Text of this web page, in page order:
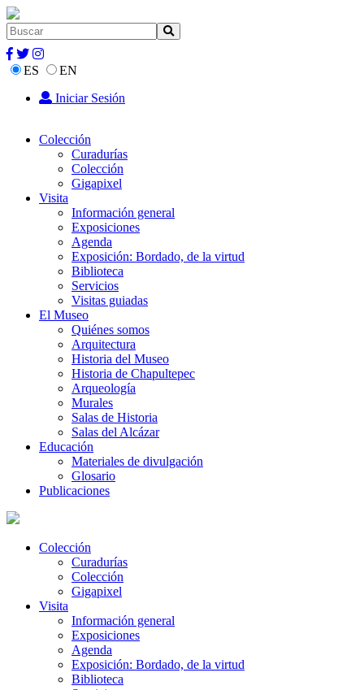
ES
EN
Iniciar Sesión
Colección
Curadurías
Colección
Gigapixel
Visita
Información general
Exposiciones
Agenda
Exposición: Bordado, de la virtud
Biblioteca
Servicios
Visitas guiadas
El Museo
Quiénes somos
Arquitectura
Historia del Museo
Historia de Chapultepec
Arqueología
Murales
Salas de Historia
Salas del Alcázar
Educación
Materiales de divulgación
Glosario
Publicaciones
Colección
Curadurías
Colección
Gigapixel
Visita
Información general
Exposiciones
Agenda
Exposición: Bordado, de la virtud
Biblioteca